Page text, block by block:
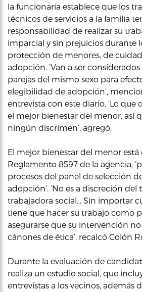
la funcionaria establece que los
técnicos de servicios a la familia
responsabilidad de realizar su
imparcial y sin prejuicios durante
protección de menores, de
adopción. ‘Van a ser
parejas del mismo sexo para
elegibilidad de adopción’,
entrevista con este diario. ‘Lo que
el mejor bienestar del menor, así
ningún discrimen’, agregó.
El mejor bienestar del menor
Reglamento 8597 de la agencia,
procesos del panel de selección
adopción’. ‘No es a discreción
trabajadora social… Sin importar
tiene que hacer su trabajo como
asegurarse que su intervención
cánones de ética’, recalcó Colón
Durante la evaluación de
realiza un estudio social, que
entrevistas a los vecinos, además